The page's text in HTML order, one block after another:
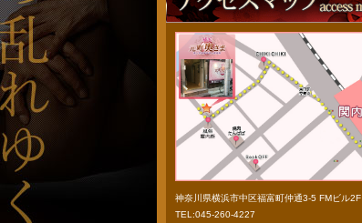
神奈川県横浜市中区福富町仲通3-5 FMビル2F
TEL:045-260-4227